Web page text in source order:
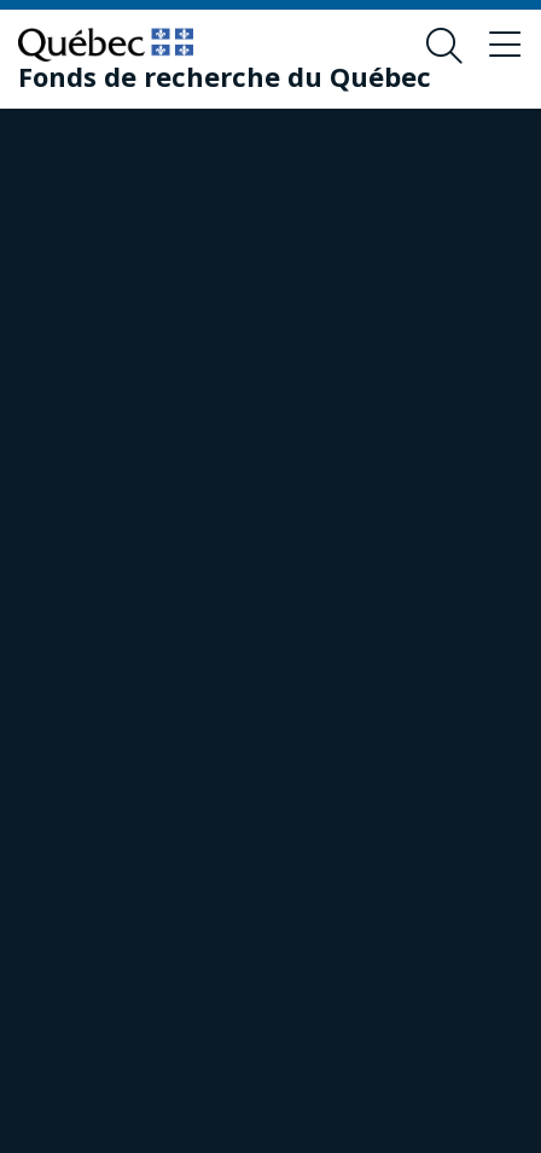
Passer
au
contenu
principal
Passer
au
pied
de
Fonds de recherche du Québec